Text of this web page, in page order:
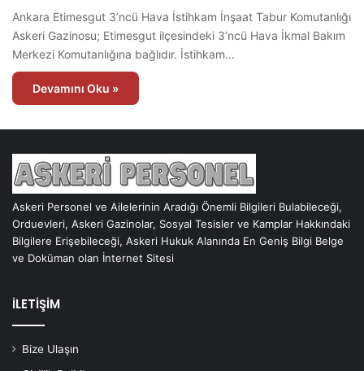
Ankara Etimesgut 3’ncü Hava İstihkam İnşaat Tabur Komutanlığı
Askeri Gazinosu; Etimesgut ilçesindeki 3’ncü Hava İkmal Bakım
Merkezi Komutanlığına bağlıdır. İstihkam…
Devamını Oku »
Askeri Personel ve Ailelerinin Aradığı Önemli Bilgileri Bulabileceği,
Orduevleri, Askeri Gazinolar, Sosyal Tesisler ve Kamplar Hakkındaki
Bilgilere Erişebileceği, Askeri Hukuk Alanında En Geniş Bilgi Belge
ve Doküman olan İnternet Sitesi
İLETİŞİM
Bize Ulaşın